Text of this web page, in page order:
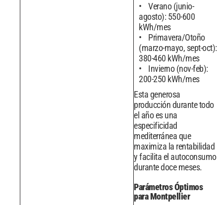
Verano (junio-
agosto): 550-600
kWh/mes
Primavera/Otoño
(marzo-mayo, sept-oct):
380-460 kWh/mes
Invierno (nov-feb):
200-250 kWh/mes
Esta generosa
producción durante todo
el año es una
especificidad
mediterránea que
maximiza la rentabilidad
y facilita el autoconsumo
durante doce meses.
Parámetros Óptimos
para Montpellier